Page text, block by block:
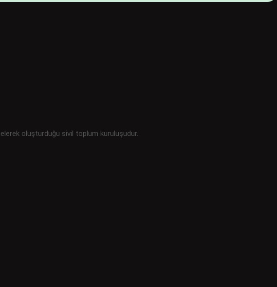
oluşturduğu sivil toplum kuruluşudur.